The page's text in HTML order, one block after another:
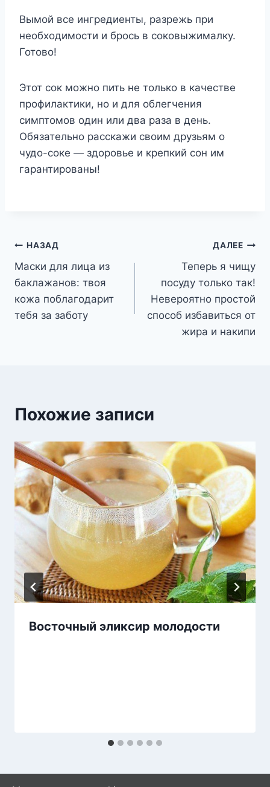
Вымой все ингредиенты, разрежь при
необходимости и брось в соковыжималку.
Готово!
Этот сок можно пить не только в качестве
профилактики, но и для облегчения
симптомов один или два раза в день.
Обязательно расскажи своим друзьям о
чудо-соке — здоровье и крепкий сон им
гарантированы!
Навигация
по
записям
НАЗАД
Маски для лица из
баклажанов: твоя
кожа поблагодарит
тебя за заботу
ДАЛЕЕ
Теперь я чищу
посуду только так!
Невероятно простой
способ избавиться от
жира и накипи
Похожие записи
Восточный эликсир молодости